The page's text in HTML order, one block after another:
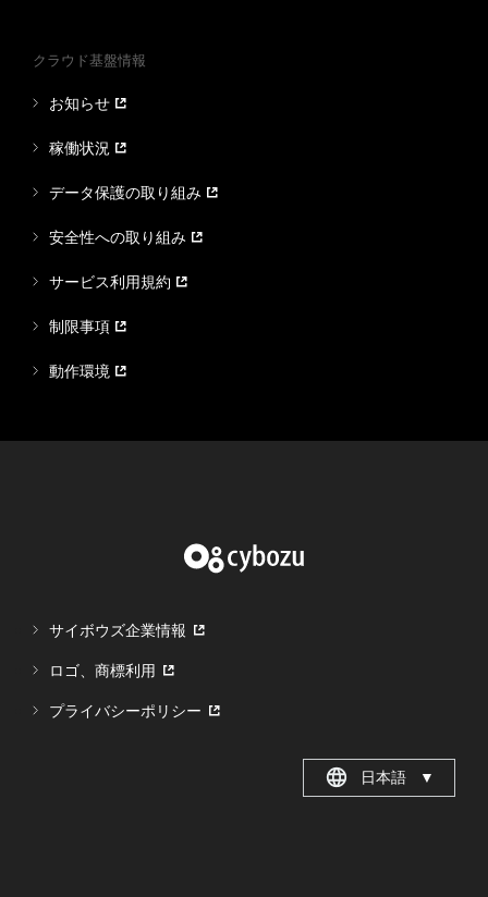
クラウド基盤情報
お知らせ
稼働状況
データ保護の取り組み
安全性への取り組み
サービス利用規約
制限事項
動作環境
サイボウズ企業情報
ロゴ、商標利用
プライバシーポリシー
日本語 ▼